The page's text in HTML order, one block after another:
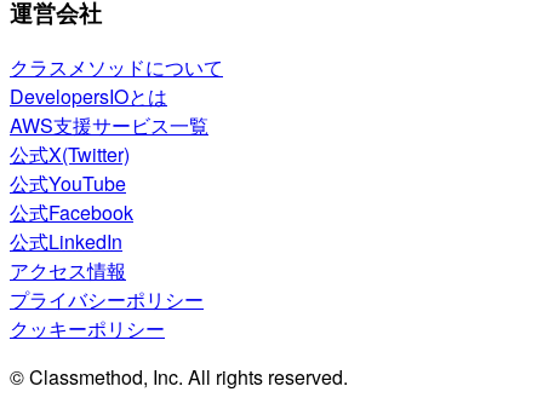
運営会社
クラスメソッドについて
DevelopersIOとは
AWS支援サービス一覧
公式X(Twitter)
公式YouTube
公式Facebook
公式LinkedIn
アクセス情報
プライバシーポリシー
クッキーポリシー
© Classmethod, Inc. All rights reserved.